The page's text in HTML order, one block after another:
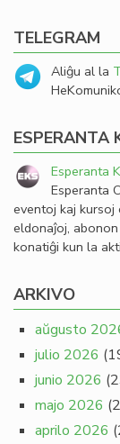
TELEGRAM
Aliĝu al la
ESPERANTA
Esperanta
Esperanta
eventoj kaj
eldonaĵoj,
konatiĝi kun la
ARKIVO
aŭgusto
julio 2026
junio 2026
majo 2026
aprilo 2026